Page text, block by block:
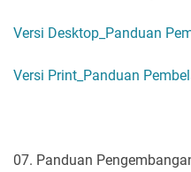
Versi Desktop_Panduan
Versi Print_Panduan
07. Panduan